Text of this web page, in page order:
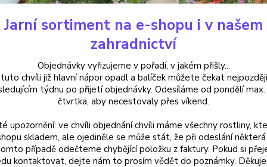
Africké kopřivy, Coleusy Coleus, Africká kopřiva zlato žlutá - cena na
Africká kopřiva zlato žlutá -
Jarní sortiment na e-shopu i v našem
zahradnictví
Objednávky vyřizujeme v pořadí, v jakém přišly...
chvíli již hlavní nápor opadl a balíček můžete čekat
týdnu po přijetí objednávky. Odesíláme od pondělí
čtvrtka, aby necestovaly přes víkend.
upozornění: ve chvíli objednání chvíli máme všechny rostliny,
skladem, ale ojediněle se může stát, že při odeslání některá
případě odečteme chybějící položku z faktury. Pokud si
kontaktovat, dejte nám to prosím vědět do poznámky.